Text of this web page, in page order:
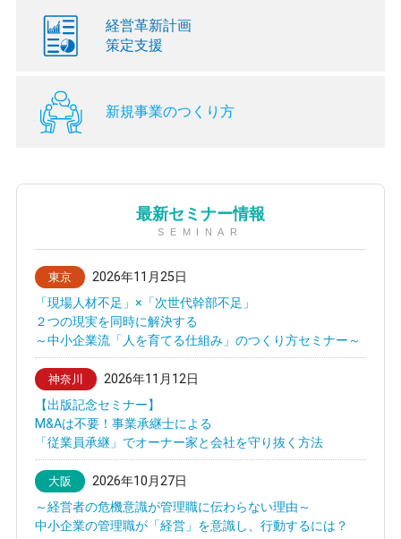
経営革新計画
策定支援
新規事業のつくり方
最新セミナー情報
SEMINAR
東京
2026年11月25日
「現場人材不足」×「次世代幹部不足」
２つの現実を同時に解決する
～中小企業流「人を育てる仕組み」のつくり方セミナー～
神奈川
2026年11月12日
【出版記念セミナー】
M&Aは不要！事業承継士による
「従業員承継」でオーナー家と会社を守り抜く方法
大阪
2026年10月27日
～経営者の危機意識が管理職に伝わらない理由～
中小企業の管理職が「経営」を意識し、行動するには？